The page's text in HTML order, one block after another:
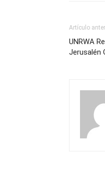
Artículo
UNRWA
Jerusalén